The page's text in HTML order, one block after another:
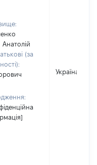
Анатолій
(за
Україна